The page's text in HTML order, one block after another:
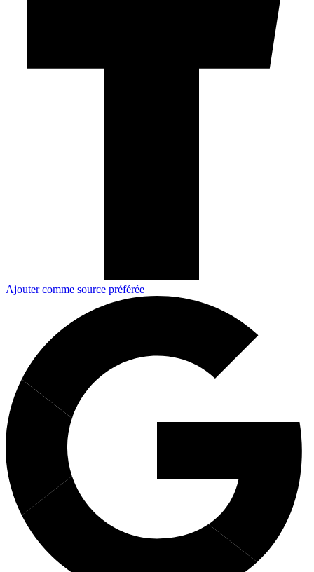
Ajouter comme source préférée